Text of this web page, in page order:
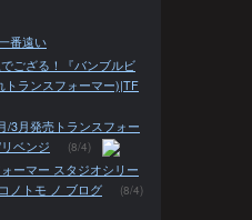
番遠い
ござる！『バンブルビ
トランスフォーマー)|TF
/3月発売トランスフォー
ベンジ
(8/4)
ーマー スタジオシリー
ノトモ ノ ブログ
(8/4)